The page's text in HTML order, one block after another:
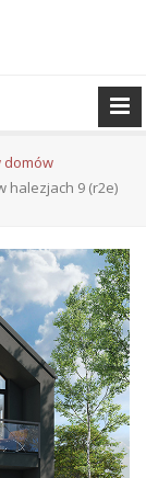
domów
halezjach 9 (r2e)